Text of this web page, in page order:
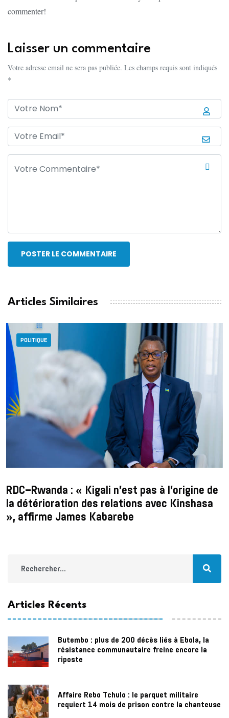
commenter!
Laisser un commentaire
Votre adresse email ne sera pas publiée. Les champs requis sont indiqués
*
POSTER LE COMMENTAIRE
Articles Similaires
POLITIQUE
RDC–Rwanda : « Kigali n'est pas à l'origine de
la détérioration des relations avec Kinshasa
», affirme James Kabarebe
Articles Récents
Butembo : plus de 200 décès liés à Ebola, la
résistance communautaire freine encore la
riposte
Affaire Rebo Tchulo : le parquet militaire
requiert 14 mois de prison contre la chanteuse